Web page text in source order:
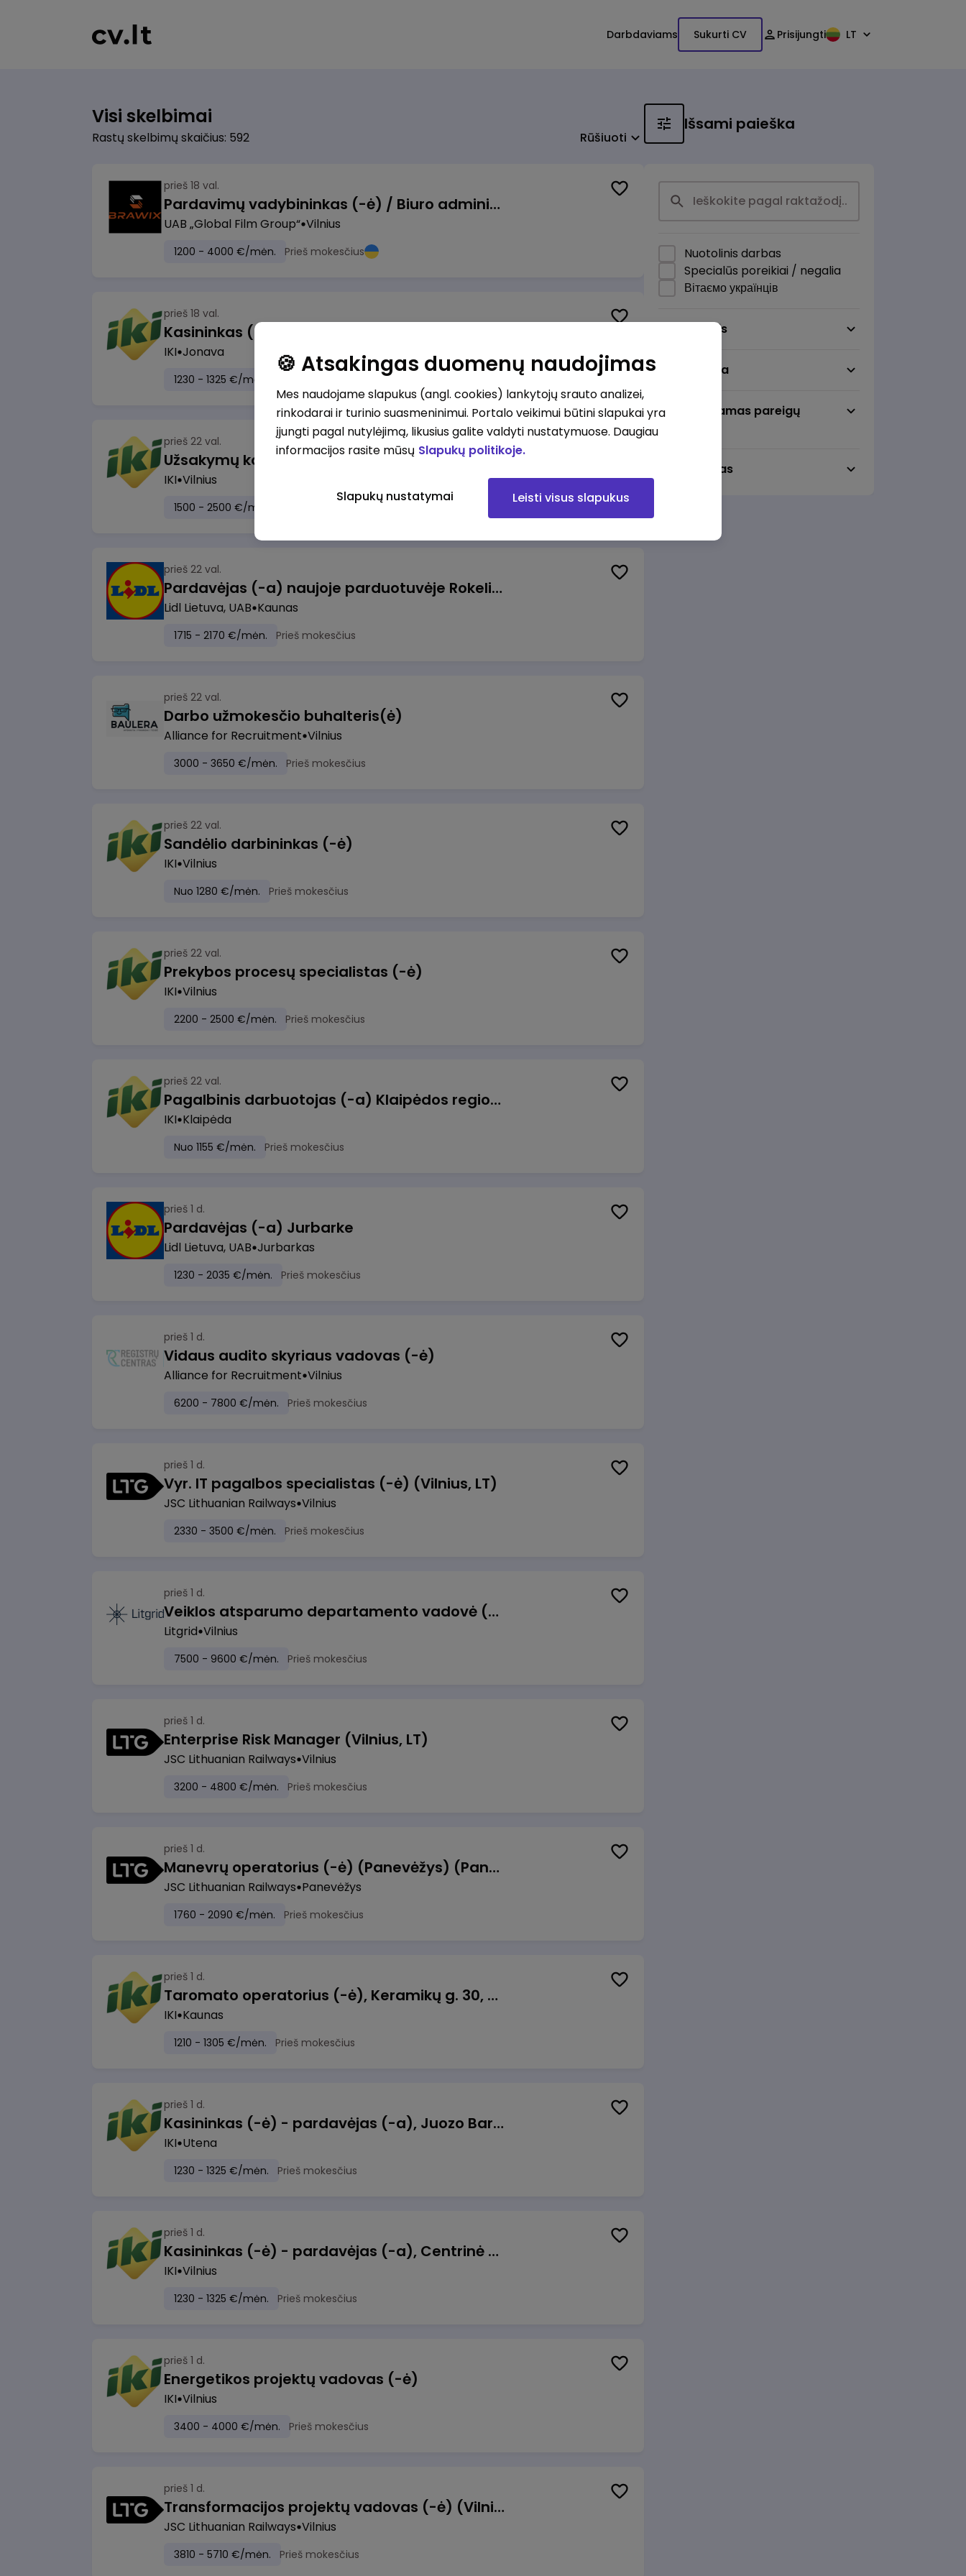
Darbdaviams Sukurti CV Prisijungti LT
Visi skelbimai
Rastų skelbimų skaičius: 592 Rūšiuoti
prieš 18 val.
Pardavimų vadybininkas (-ė) / Biuro administratorius (-ė) (B2B)
UAB „Global Film Group“ Vilnius
1200 - 4000 €/mėn. Prieš mokesčius
prieš 18 val.
IKI Jonava
1230 - 1325 €/mėn.
prieš 22 val.
Užsakymų komplektuotojas (-a) Vilniuje (Gariūnai)
IKI Vilnius
1500 - 2500 €/mėn. Prieš mokesčius
prieš 22 val.
Pardavėjas (-a) naujoje parduotuvėje Rokeliuose (NEMOKAMAS TRANSPORTAS)
Lidl Lietuva, UAB Kaunas
1715 - 2170 €/mėn. Prieš mokesčius
prieš 22 val.
Darbo užmokesčio buhalteris(ė)
Alliance for Recruitment Vilnius
3000 - 3650 €/mėn. Prieš mokesčius
prieš 22 val.
Sandėlio darbininkas (-ė)
IKI Vilnius
Nuo 1280 €/mėn. Prieš mokesčius
prieš 22 val.
Prekybos procesų specialistas (-ė)
IKI Vilnius
2200 - 2500 €/mėn. Prieš mokesčius
prieš 22 val.
Pagalbinis darbuotojas (-a) Klaipėdos regioninėje kepykloje (indų plovime)
IKI Klaipėda
Nuo 1155 €/mėn. Prieš mokesčius
prieš 1 d.
Pardavėjas (-a) Jurbarke
Lidl Lietuva, UAB Jurbarkas
1230 - 2035 €/mėn. Prieš mokesčius
prieš 1 d.
Vidaus audito skyriaus vadovas (-ė)
Alliance for Recruitment Vilnius
6200 - 7800 €/mėn. Prieš mokesčius
prieš 1 d.
Vyr. IT pagalbos specialistas (-ė) (Vilnius, LT)
JSC Lithuanian Railways Vilnius
2330 - 3500 €/mėn. Prieš mokesčius
prieš 1 d.
Veiklos atsparumo departamento vadovė (-as)
Litgrid Vilnius
7500 - 9600 €/mėn. Prieš mokesčius
prieš 1 d.
Enterprise Risk Manager (Vilnius, LT)
JSC Lithuanian Railways Vilnius
3200 - 4800 €/mėn. Prieš mokesčius
prieš 1 d.
Manevrų operatorius (-ė) (Panevėžys) (Panevėžys, LT)
JSC Lithuanian Railways Panevėžys
1760 - 2090 €/mėn. Prieš mokesčius
prieš 1 d.
Taromato operatorius (-ė), Keramikų g. 30, Neveronys
IKI Kaunas
1210 - 1305 €/mėn. Prieš mokesčius
prieš 1 d.
Kasininkas (-ė) - pardavėjas (-a), Juozo Bartašiaus g. 1, Utena
IKI Utena
1230 - 1325 €/mėn. Prieš mokesčius
prieš 1 d.
Kasininkas (-ė) - pardavėjas (-a), Centrinė g. 62, Galgiai
IKI Vilnius
1230 - 1325 €/mėn. Prieš mokesčius
prieš 1 d.
Energetikos projektų vadovas (-ė)
IKI Vilnius
3400 - 4000 €/mėn. Prieš mokesčius
prieš 1 d.
Transformacijos projektų vadovas (-ė) (Vilnius, LT)
JSC Lithuanian Railways Vilnius
3810 - 5710 €/mėn. Prieš mokesčius
Išsami paieška
Nuotolinis darbas
Specialūs poreikiai / negalia
Вітаємо українців
Darbo sritis
Darbo vieta
Pageidaujamas pareigų
Darbo laikas
🍪 Atsakingas duomenų naudojimas
Mes naudojame slapukus (angl. cookies) lankytojų srauto analizei,
rinkodarai ir turinio suasmeninimui. Portalo veikimui būtini slapukai yra
įjungti pagal nutylėjimą, likusius galite valdyti nustatymuose. Daugiau
informacijos rasite mūsų Slapukų politikoje.
Slapukų nustatymai Leisti visus slapukus